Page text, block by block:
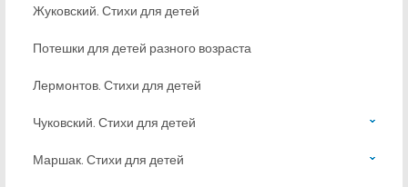
Жуковский. Стихи для детей
Потешки для детей разного возраста
Лермонтов. Стихи для детей
Чуковский. Стихи для детей
Маршак. Стихи для детей